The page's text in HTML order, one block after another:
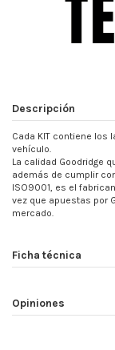
Descripción
Cada KIT contiene los
vehículo.
La calidad Goodridge
además de cumplir
ISO9001, es el
vez que apuestas por
mercado.
Ficha técnica
Opiniones